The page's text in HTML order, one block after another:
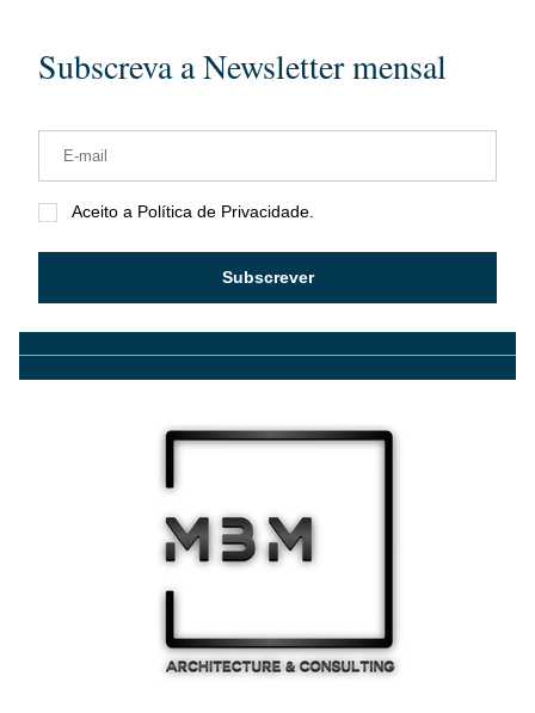
Subscreva a Newsletter mensal
Aceito a Política de Privacidade.
Subscrever